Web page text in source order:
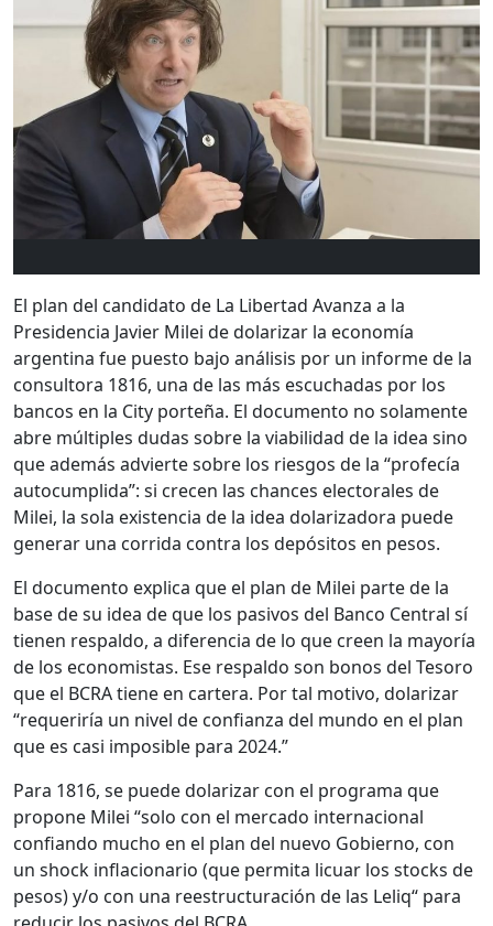
El plan del candidato de La Libertad Avanza a la
Presidencia Javier Milei de dolarizar la economía
argentina fue puesto bajo análisis por un informe de la
consultora 1816, una de las más escuchadas por los
bancos en la City porteña. El documento no solamente
abre múltiples dudas sobre la viabilidad de la idea sino
que además advierte sobre los riesgos de la “profecía
autocumplida”: si crecen las chances electorales de
Milei, la sola existencia de la idea dolarizadora puede
generar una corrida contra los depósitos en pesos.
El documento explica que el plan de Milei parte de la
base de su idea de que los pasivos del Banco Central sí
tienen respaldo, a diferencia de lo que creen la mayoría
de los economistas. Ese respaldo son bonos del Tesoro
que el BCRA tiene en cartera. Por tal motivo, dolarizar
“requeriría un nivel de confianza del mundo en el plan
que es casi imposible para 2024.”
Para 1816, se puede dolarizar con el programa que
propone Milei “solo con el mercado internacional
confiando mucho en el plan del nuevo Gobierno, con
un shock inflacionario (que permita licuar los stocks de
pesos) y/o con una reestructuración de las Leliq“ para